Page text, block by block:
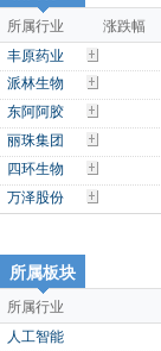
所属行业 涨跌幅
丰原药业
派林生物
东阿阿胶
丽珠集团
四环生物
万泽股份
所属板块
所属行业
人工智能